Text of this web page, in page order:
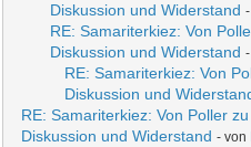
Diskussion und Widerstand
RE: Samariterkiez: Von
Diskussion und Widerstand
RE: Samariterkiez: Von
Diskussion und
RE: Samariterkiez: Von Poller
Diskussion und Widerstand - von